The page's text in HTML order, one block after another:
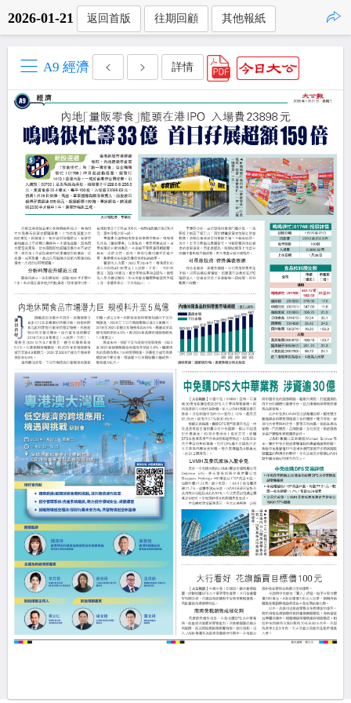
2026-01-21 返回首版 往期回顧 其他報紙
A9 經濟 詳情